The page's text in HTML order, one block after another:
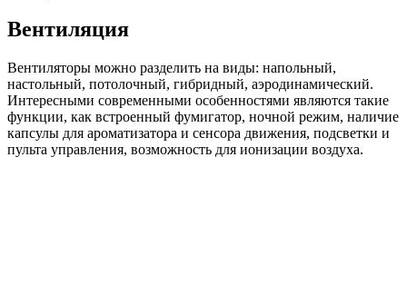
Вентиляция
Вентиляторы можно разделить на виды: напольный,
настольный, потолочный, гибридный, аэродинамический.
Интересными современными особенностями являются такие
функции, как встроенный фумигатор, ночной режим, наличие
капсулы для ароматизатора и сенсора движения, подсветки и
пульта управления, возможность для ионизации воздуха.